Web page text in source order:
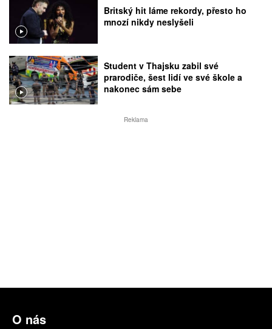
Britský hit láme rekordy, přesto ho
mnozí nikdy neslyšeli
Student v Thajsku zabil své
prarodiče, šest lidí ve své škole a
nakonec sám sebe
Reklama
O nás